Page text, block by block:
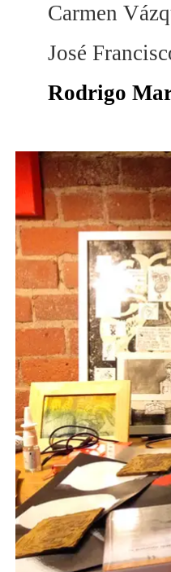
Carmen
José
Rodrigo